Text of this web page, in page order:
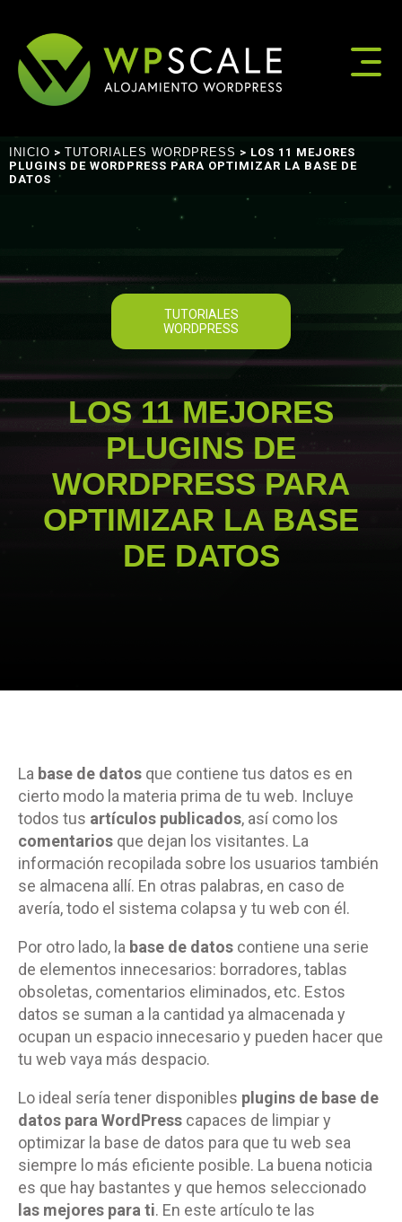
INICIO > TUTORIALES WORDPRESS > LOS 11 MEJORES
PLUGINS DE WORDPRESS PARA OPTIMIZAR LA BASE DE
DATOS
TUTORIALES
WORDPRESS
LOS 11 MEJORES
PLUGINS DE
WORDPRESS PARA
OPTIMIZAR LA BASE
DE DATOS
La base de datos que contiene tus datos es en
cierto modo la materia prima de tu web. Incluye
todos tus artículos publicados, así como los
comentarios que dejan los visitantes. La
información recopilada sobre los usuarios también
se almacena allí. En otras palabras, en caso de
avería, todo el sistema colapsa y tu web con él.
Por otro lado, la base de datos contiene una serie
de elementos innecesarios: borradores, tablas
obsoletas, comentarios eliminados, etc. Estos
datos se suman a la cantidad ya almacenada y
ocupan un espacio innecesario y pueden hacer que
tu web vaya más despacio.
Lo ideal sería tener disponibles plugins de base de
datos para WordPress capaces de limpiar y
optimizar la base de datos para que tu web sea
siempre lo más eficiente posible. La buena noticia
es que hay bastantes y que hemos seleccionado
las mejores para ti. En este artículo te las